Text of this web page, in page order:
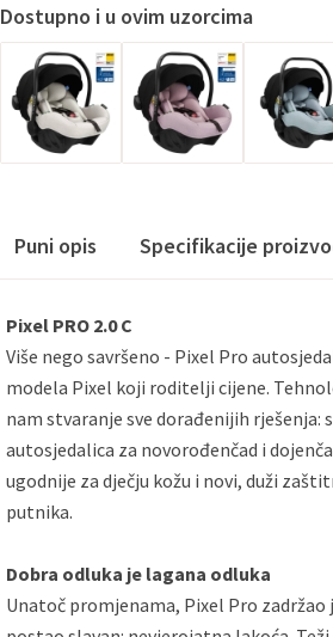
Dostupno i u ovim uzorcima
Puni opis Specifikacije
Pixel PRO 2.0 C
Više nego savršeno - Pixel Pro
modela Pixel koji roditelji cijene.
nam stvaranje sve dorađenijih
autosjedalica za novorođenčad i
ugodnije za dječju kožu i novi, duži
putnika.
Dobra odluka je lagana odluka
Unatoč promjenama, Pixel Pro